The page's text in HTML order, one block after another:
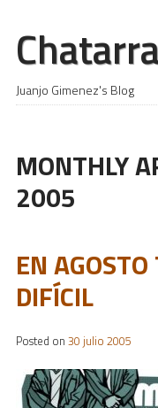
Juanjo Gimenez's Blog
Skip to content
MONTHLY
2005
EN
DIFÍCIL
Posted on 30 julio 2005